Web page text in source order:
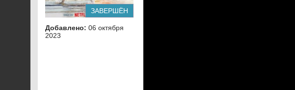
ЗАВЕРШЁН
Добавлено: 06 октября
2023